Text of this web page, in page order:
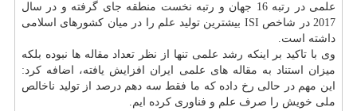
علمی در رتبه 16 جهان و رتبه نخست منطقه جای گرفته و در سال
2017 در شاخص ISI بیشترین تولید علم را در میان كشورهای اسلامی
داشته است.
وی با تاكید بر اینكه رشد علمی تنها از نظر تعداد مقاله ها نبوده بلكه
میزان استناد به مقاله های علمی ایران افزایش یافته، اضافه كرد:
این مهم در حالی رخ داده كه ما فقط سه دهم درصد از تولید ناخالص
ملی خویش را صرف علم و فناوری كرده ایم.